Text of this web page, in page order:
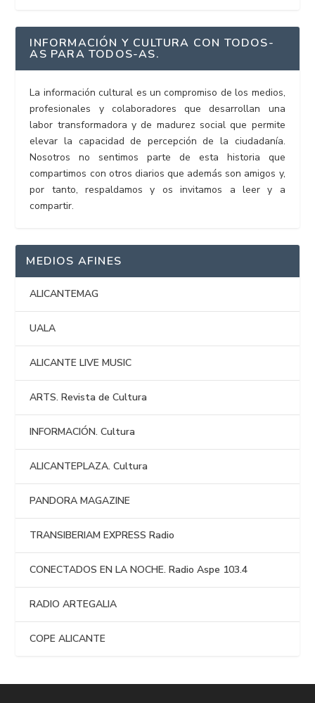
INFORMACIÓN Y CULTURA CON TODOS-
AS PARA TODOS-AS.
La información cultural es un compromiso de los medios,
profesionales y colaboradores que desarrollan una
labor transformadora y de madurez social que permite
elevar la capacidad de percepción de la ciudadanía.
Nosotros no sentimos parte de esta historia que
compartimos con otros diarios que además son amigos y,
por tanto, respaldamos y os invitamos a leer y a
compartir.
MEDIOS AFINES
ALICANTEMAG
UALA
ALICANTE LIVE MUSIC
ARTS. Revista de Cultura
INFORMACIÓN. Cultura
ALICANTEPLAZA. Cultura
PANDORA MAGAZINE
TRANSIBERIAM EXPRESS Radio
CONECTADOS EN LA NOCHE. Radio Aspe 103.4
RADIO ARTEGALIA
COPE ALICANTE